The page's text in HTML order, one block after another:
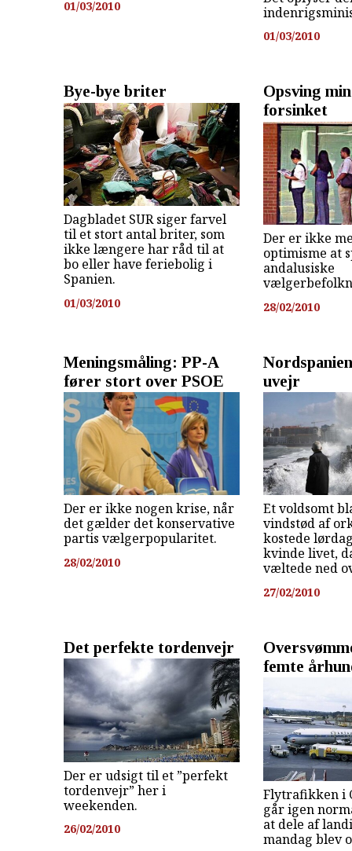
01/03/2010
01/03/2010
Bye-bye briter
Dagbladet SUR siger farvel
til et stort antal briter, som
ikke længere har råd til at
bo eller have feriebolig i
Spanien.
01/03/2010
Opsving
forsinket
Der er ikke
optimisme at
andalusiske
28/02/2010
Meningsmåling: PP-A
fører stort over PSOE
Der er ikke nogen krise, når
det gælder det konservative
partis vælgerpopularitet.
28/02/2010
uvejr
Et voldsomt
vindstød af
kostede
kvinde livet,
væltede ned
27/02/2010
Det perfekte tordenvejr
Der er udsigt til et ”perfekt
tordenvejr” her i
weekenden.
26/02/2010
femte
Flytrafikken i
går igen
at dele af
mandag blev